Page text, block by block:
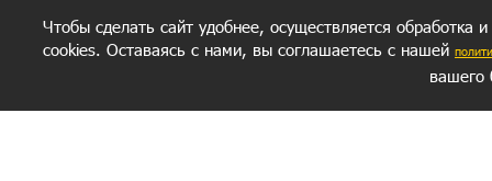
Чтобы сделать сайт удобнее, осуществляется обработка
cookies. Оставаясь с нами, вы соглашаетесь с нашей
вашего